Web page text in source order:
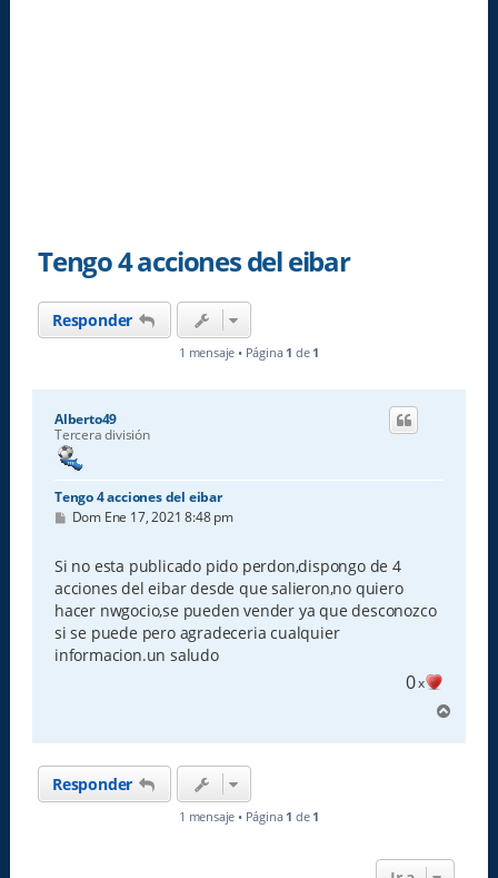
Tengo 4 acciones del eibar
Responder
1 mensaje • Página 1 de 1
Alberto49
Tercera división
Tengo 4 acciones del eibar
M
s
a
j
e
Dom Ene 17, 2021 8:48 pm
Si no esta publicado pido perdon,dispongo de 4
acciones del eibar desde que salieron,no quiero
hacer nwgocio,se pueden vender ya que desconozco
si se puede pero agradeceria cualquier
informacion.un saludo
0x
r
Responder
1 mensaje • Página 1 de 1